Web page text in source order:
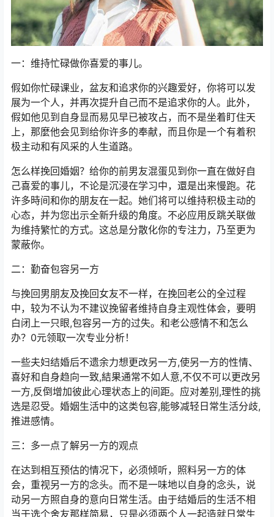
一：维持忙碌做你喜爱的事儿。
假如你忙碌课业，盆友和追求你的兴趣爱好，你将可以发
展为一个人，并再次提升自己而不是追求你的人。此外，
假如他见到自身显而易见早已被攻占，而不是坐着盯住天
上，那麼他会见到给你许多的奉献，而且你是一个有着积
极主动和有风采的人生道路。
怎么样挽回婚姻？给你的前男友混蛋见到你一直在做好自
己喜爱的事儿，不论是沉浸在学习中，還是出来慢跑。花
许多時间和你的朋友在一起。她们将可以维持积极主动的
心态，并为您出示全新升级的角度。不必应用反跳关联做
为维持繁忙的方式。这总是分散化你的专注力，乃至更为
蒙蔽你。
二：勤奋包容另一方
与挽回男朋友及挽回女友不一样，在挽回老公的全过程
中，较为不认为不建议挽留者维持自身主观性体会，要明
白闭上一只眼,包容另一方的过失。和老公感情不和怎么
办？0元领取一次专业分析！
一些夫妇结婚后不遗余力想更改另一方,使另一方的性情、
喜好和自身趋向一致,結果通常不如人意,不仅不可以更改另
一方,反倒增加彼此心理状态上的间距。应对差别,理性的挑
选是忍受。婚姻生活中的这类包容,能够减轻日常生活分歧,
推进感情。
三：多一点了解另一方的观点
在达到相互预估的情况下，必须倾听，照料另一方的体
会，重视另一方的念头。而不是一味地以自身的念头，说
动另一方照自身的意向日常生活。由于结婚后的生活不相
当于选个舍友那样简易，只是必须两个人一起造就日常生